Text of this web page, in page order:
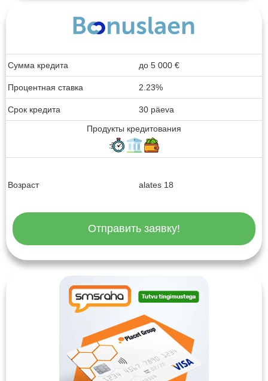
Сумма кредита до 5 000 €
Процентная ставка 2.23%
Срок кредита
30 päeva
Продукты кредитования
Возраст alates 18
Отправить заявку!